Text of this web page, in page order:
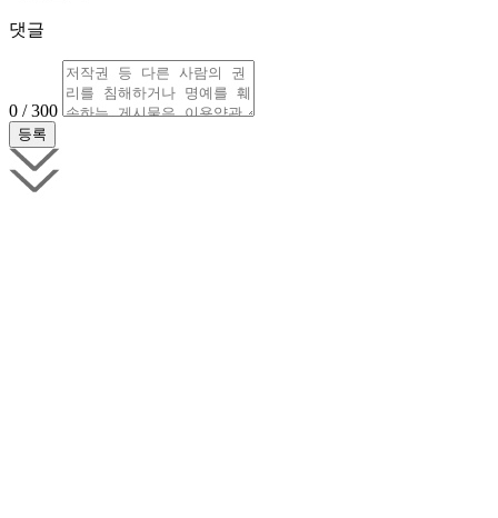
댓글
0 / 300